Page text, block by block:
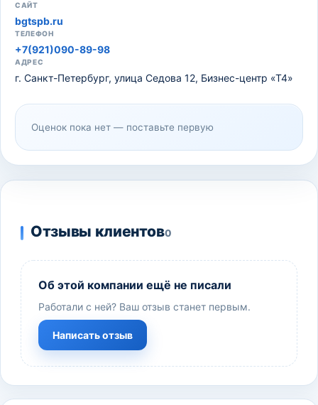
САЙТ
bgtspb.ru
ТЕЛЕФОН
+7(921)090-89-98
АДРЕС
г. Санкт-Петербург, улица Седова 12, Бизнес-центр «Т4»
Оценок пока нет — поставьте первую
Отзывы клиентов0
Об этой компании ещё не писали
Работали с ней? Ваш отзыв станет первым.
Написать отзыв